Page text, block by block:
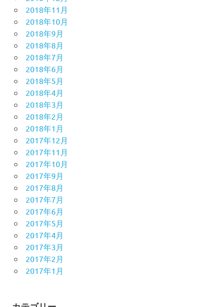
2018年11月
2018年10月
2018年9月
2018年8月
2018年7月
2018年6月
2018年5月
2018年4月
2018年3月
2018年2月
2018年1月
2017年12月
2017年11月
2017年10月
2017年9月
2017年8月
2017年7月
2017年6月
2017年5月
2017年4月
2017年3月
2017年2月
2017年1月